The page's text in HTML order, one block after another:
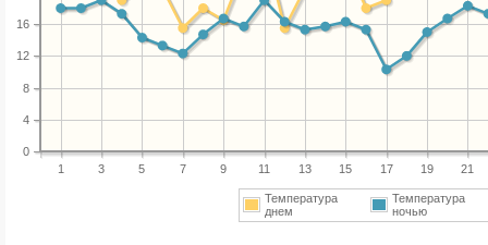
1 3 5 7 9 11 13 15 17 19 21
0
4
8
12
16
Температура
днем
Температура
ночью